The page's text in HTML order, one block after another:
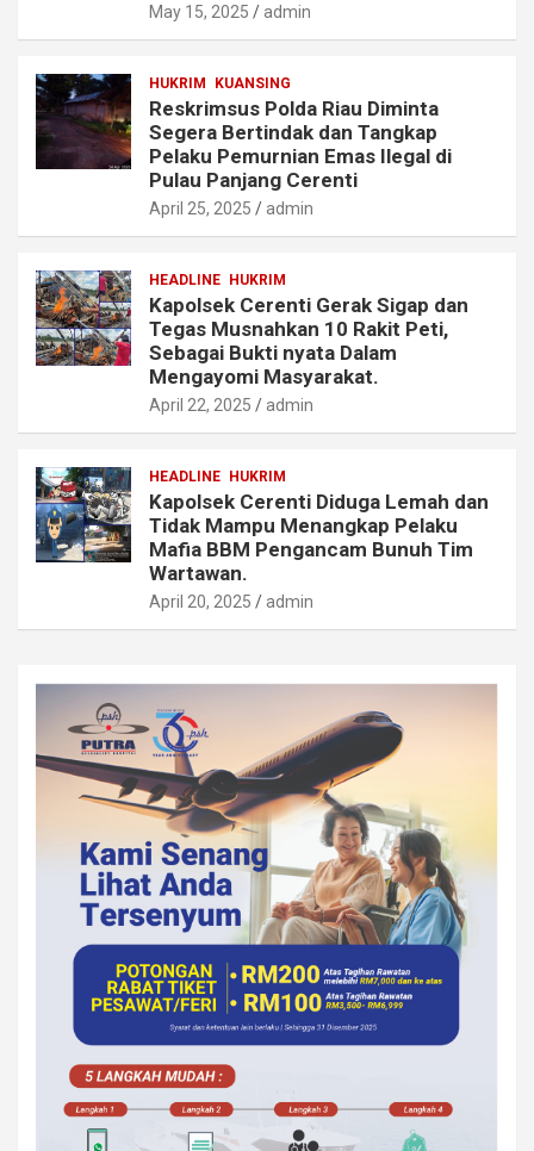
May 15, 2025 admin
HUKRIM KUANSING
Reskrimsus Polda Riau Diminta
Segera Bertindak dan Tangkap
Pelaku Pemurnian Emas Ilegal di
Pulau Panjang Cerenti
April 25, 2025 admin
HEADLINE HUKRIM
Kapolsek Cerenti Gerak Sigap dan
Tegas Musnahkan 10 Rakit Peti,
Sebagai Bukti nyata Dalam
Mengayomi Masyarakat.
April 22, 2025 admin
HEADLINE HUKRIM
Kapolsek Cerenti Diduga Lemah dan
Tidak Mampu Menangkap Pelaku
Mafia BBM Pengancam Bunuh Tim
Wartawan.
April 20, 2025 admin